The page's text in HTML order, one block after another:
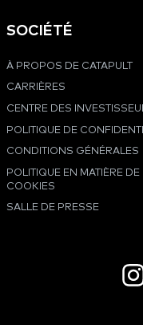
SOCIÉTÉ
À PROPOS DE CATAPULT
CARRIÈRES
CENTRE DES
POLITIQUE DE
CONDITIONS GÉNÉRALES
POLITIQUE EN MATIÈRE DE
COOKIES
SALLE DE PRESSE